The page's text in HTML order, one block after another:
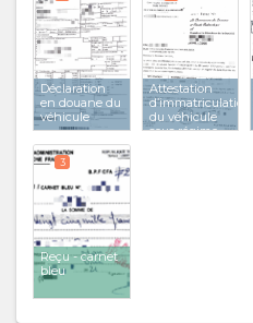
Déclaration
en douane du
véhicule
Attestation
d’immatriculation
du véhicule
sous régime
Reçu - carnet
bleu
3